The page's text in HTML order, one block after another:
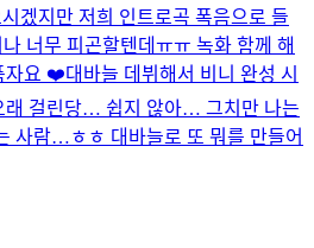
겠지만 저희 인트로곡 폭음으로 들
너무 피곤할텐데ㅠㅠ 녹화 함께 해
자요 ❤️대바늘 데뷔해서 비니 완성 시
래 걸린당… 쉽지 않아… 그치만 나는
사람…ㅎㅎ 대바늘로 또 뭐를 만들어